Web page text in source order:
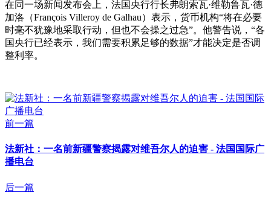
在同一场新闻发布会上，法国央行行长弗朗索瓦·维勒鲁瓦·德
加洛（François Villeroy de Galhau）表示，货币机构“将在必要
时毫不犹豫地采取行动，但也不会操之过急”。他警告说，“各
国央行已经表示，我们需要积累足够的数据”才能决定是否调
整利率。
前一篇
法新社：一名前新疆警察揭露对维吾尔人的迫害 - 法国国际广
播电台
后一篇